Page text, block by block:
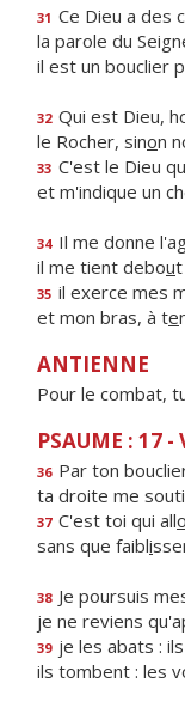
31 Ce Dieu a des
la parole du
il est un bouclier
32 Qui est Dieu,
le Rocher, sinon
33 C'est le Dieu
et m'indique un
34 Il me donne
il me tient debout
35 il exerce mes
et mon bras, à te
ANTIENNE
Pour le combat,
PSAUME : 17 -
36 Par ton
ta droite me
37 C'est toi qui allo
sans que faibli
38 Je poursuis
je ne reviens
39 je les abats :
ils tombent : les